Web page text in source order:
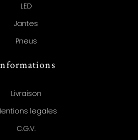
LED
Jantes
Pneus
Livraison
legales
C.G.V.